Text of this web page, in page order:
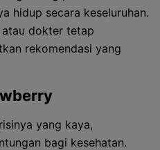
hidup secara keseluruhan.
atau dokter tetap
rekomendasi yang
yang kaya,
bagi kesehatan.